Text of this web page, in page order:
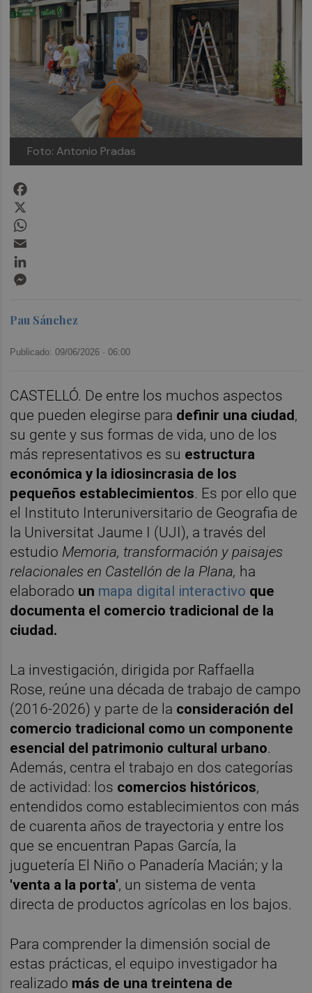
Foto: Antonio Pradas
Pau Sánchez
Publicado: 09/06/2026 ·06:00
CASTELLÓ. De entre los muchos aspectos
que pueden elegirse para definir una ciudad,
su gente y sus formas de vida, uno de los
más representativos es su estructura
económica y la idiosincrasia de los
pequeños establecimientos. Es por ello que
el Instituto Interuniversitario de Geografia de
la Universitat Jaume I (UJI), a través del
estudio Memoria, transformación y paisajes
relacionales en Castellón de la Plana, ha
elaborado un mapa digital interactivo que
documenta el comercio tradicional de la
ciudad.
La investigación, dirigida por Raffaella
Rose, reúne una década de trabajo de campo
(2016-2026) y parte de la consideración del
comercio tradicional como un componente
esencial del patrimonio cultural urbano.
Además, centra el trabajo en dos categorías
de actividad: los comercios históricos,
entendidos como establecimientos con más
de cuarenta años de trayectoria y entre los
que se encuentran Papas García, la
juguetería El Niño o Panadería Macián; y la
'venta a la porta', un sistema de venta
directa de productos agrícolas en los bajos.
Para comprender la dimensión social de
estas prácticas, el equipo investigador ha
realizado más de una treintena de